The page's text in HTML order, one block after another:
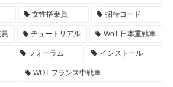
女性搭乗員 招待コード
チュートリアル WoT-日本重戦車
フォーラム インストール
WOT-フランス中戦車